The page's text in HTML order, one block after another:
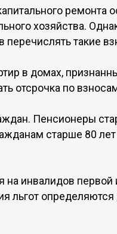
ремонта
хозяйства.
перечислять такие
в домах,
отсрочка по
Пенсионеры
старше 80
инвалидов первой
льгот